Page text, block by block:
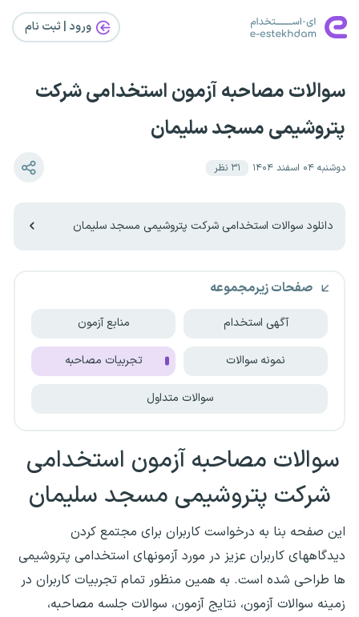
ورود | ثبت‌ نام
سوالات مصاحبه آزمون استخدامی شرکت
پتروشیمی مسجد سلیمان
دوشنبه ۰۴ اسفند ۱۴۰۴ ۳۱ نظر
دانلود سوالات استخدامی شرکت پتروشیمی مسجد سلیمان
صفحات زیرمجموعه
آگهی استخدام منابع آزمون
نمونه سوالات تجربیات مصاحبه
سوالات متداول
سوالات مصاحبه آزمون استخدامی
شرکت پتروشیمی مسجد سلیمان
این صفحه بنا به درخواست کاربران برای مجتمع کردن
دیدگاههای کاربران عزیز در مورد آزمونهای استخدامی پتروشیمی
ها طراحی شده است. به همین منظور تمام تجربیات کاربران در
زمینه سوالات آزمون، نتایج آزمون، سوالات جلسه مصاحبه،